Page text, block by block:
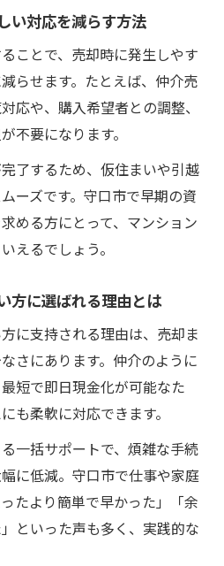
い対応を減らす方法
ことで、売却時に発生しやす
らせます。たとえば、仲介売
応や、購入希望者との調整、
不要になります。
了するため、仮住まいや引越
ーズです。守口市で早期の資
める方にとって、マンション
えるでしょう。
方に選ばれる理由とは
に支持される理由は、売却ま
さにあります。仲介のように
短で即日現金化が可能なた
も柔軟に対応できます。
一括サポートで、煩雑な手続
に低減。守口市で仕事や家庭
たより簡単で早かった」「余
といった声も多く、実践的な